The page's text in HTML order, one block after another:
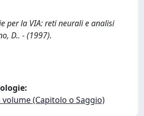
per la VIA: reti neurali e analisi
D.. - (1997).
(Capitolo o Saggio)